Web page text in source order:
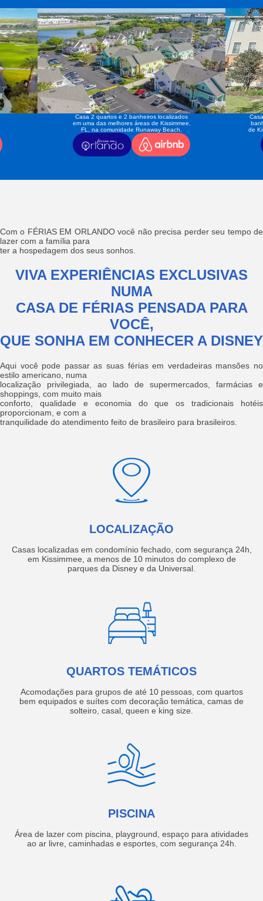
Casa 2 quartos e 2 banheiros localizados
em uma das melhores áreas de Kissimmee,
FL, na comunidade Runaway Beach.
de
Com o FÉRIAS EM ORLANDO você não precisa perder seu tempo de
lazer com a família para
ter a hospedagem dos seus sonhos.
VIVA EXPERIÊNCIAS EXCLUSIVAS
NUMA
CASA DE FÉRIAS PENSADA PARA
VOCÊ,
QUE SONHA EM CONHECER A DISNEY
Aqui você pode passar as suas férias em verdadeiras mansões no
estilo americano, numa
localização privilegiada, ao lado de supermercados, farmácias e
shoppings, com muito mais
conforto, qualidade e economia do que os tradicionais hotéis
proporcionam, e com a
tranquilidade do atendimento feito de brasileiro para brasileiros.
LOCALIZAÇÃO
Casas localizadas em condomínio fechado, com segurança 24h,
em Kissimmee, a menos de 10 minutos do complexo de
parques da Disney e da Universal.
QUARTOS TEMÁTICOS
Acomodações para grupos de até 10 pessoas, com quartos
bem equipados e suítes com decoração temática, camas de
solteiro, casal, queen e king size.
PISCINA
Área de lazer com piscina, playground, espaço para atividades
ao ar livre, caminhadas e esportes, com segurança 24h.